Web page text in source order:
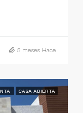
5 meses Hace
CASA ABIERTA